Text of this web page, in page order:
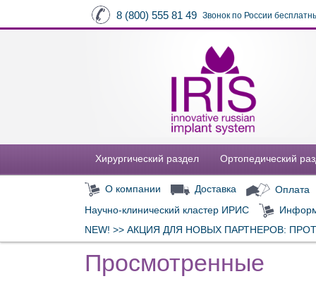
8 (800) 555 81 49 Звонок по России
Хирургический раздел Ортопедический
О компании Доставка
Оплата
Научно-клинический кластер ИРИС
NEW! >> АКЦИЯ ДЛЯ НОВЫХ ПАРТНЕРОВ:
Просмотренные